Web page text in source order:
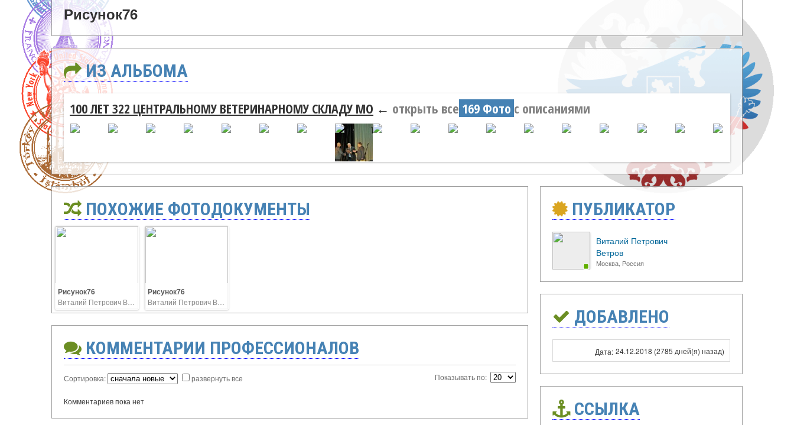
Рисунок76
ИЗ АЛЬБОМА
100 ЛЕТ 322 ЦЕНТРАЛЬНОМУ ВЕТЕРИНАРНОМУ СКЛАДУ МО ← открыть все 169 Фото с описаниями
ПОХОЖИЕ ФОТОДОКУМЕНТЫ
Рисунок76 Рисунок76
КОММЕНТАРИИ ПРОФЕССИОНАЛОВ
Сортировка: развернуть все Показывать по:
Комментариев пока нет
ПУБЛИКАТОР
Виталий Петрович
Ветров
Москва, Россия
ДОБАВЛЕНО
Дата: 24.12.2018 (2785 дней(я) назад)
ССЫЛКА